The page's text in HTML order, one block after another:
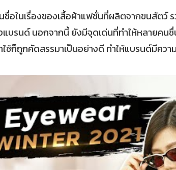
ในเรื่องของเสื้อผ้าแฟชั่นที่ผลิตจากขนสัตว์ ร
นด์ นอกจากนี้ ยังมีจุดเด่นที่ทำให้หลายคนชื่
ก็ถูกคัดสรรมาเป็นอย่างดี ทำให้แบรนด์มีควา